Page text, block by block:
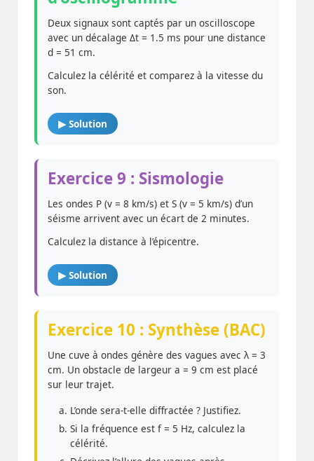
Deux signaux sont captés par un oscilloscope
avec un décalage Δt = 1.5 ms pour une distance
d = 51 cm.
Calculez la célérité et comparez à la vitesse du
son.
▶ Solution
Exercice 9 : Sismologie
Les ondes P (v = 8 km/s) et S (v = 5 km/s) d’un
séisme arrivent avec un écart de 2 minutes.
Calculez la distance à l’épicentre.
▶ Solution
Exercice 10 : Synthèse (BAC)
Une cuve à ondes génère des vagues avec λ = 3
cm. Un obstacle de largeur a = 9 cm est placé
sur leur trajet.
L’onde sera-t-elle diffractée ? Justifiez.
Si la fréquence est f = 5 Hz, calculez la
célérité.